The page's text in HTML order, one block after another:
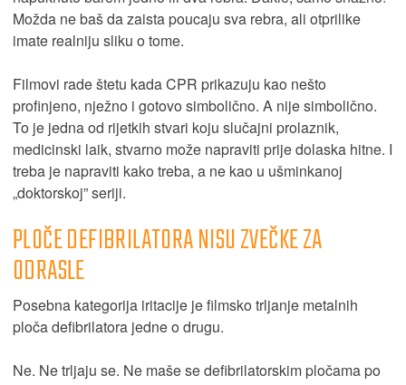
Možda ne baš da zaista poucaju sva rebra, ali otprilike
imate realniju sliku o tome.
Filmovi rade štetu kada CPR prikazuju kao nešto
profinjeno, nježno i gotovo simbolično. A nije simbolično.
To je jedna od rijetkih stvari koju slučajni prolaznik,
medicinski laik, stvarno može napraviti prije dolaska hitne. I
treba je napraviti kako treba, a ne kao u ušminkanoj
„doktorskoj” seriji.
PLOČE DEFIBRILATORA NISU ZVEČKE ZA
ODRASLE
Posebna kategorija iritacije je filmsko trljanje metalnih
ploča defibrilatora jedne o drugu.
Ne. Ne trljaju se. Ne maše se defibrilatorskim pločama po